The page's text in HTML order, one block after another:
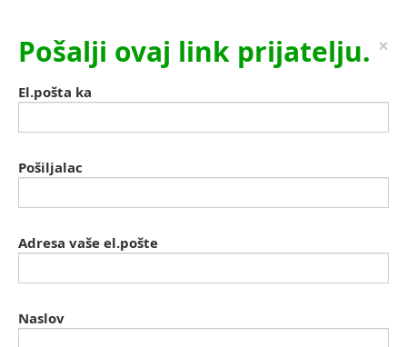
Pošalji ovaj link prijatelju. ×
El.pošta ka
Pošiljalac
Adresa vaše el.pošte
Naslov